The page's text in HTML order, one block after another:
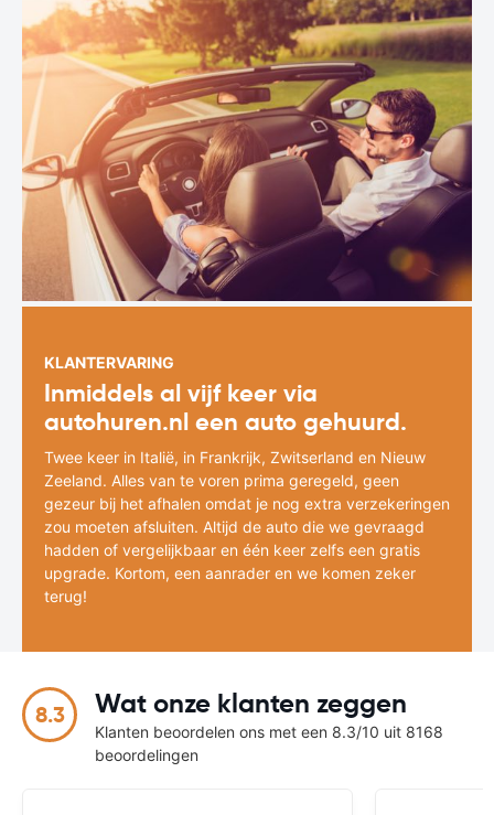
KLANTERVARING
Inmiddels al vijf keer via
autohuren.nl een auto gehuurd.
Twee keer in Italië, in Frankrijk, Zwitserland en Nieuw
Zeeland. Alles van te voren prima geregeld, geen
gezeur bij het afhalen omdat je nog extra verzekeringen
zou moeten afsluiten. Altijd de auto die we gevraagd
hadden of vergelijkbaar en één keer zelfs een gratis
upgrade. Kortom, een aanrader en we komen zeker
terug!
8.3 Wat onze klanten zeggen
Klanten beoordelen ons met een 8.3/10 uit 8168
beoordelingen